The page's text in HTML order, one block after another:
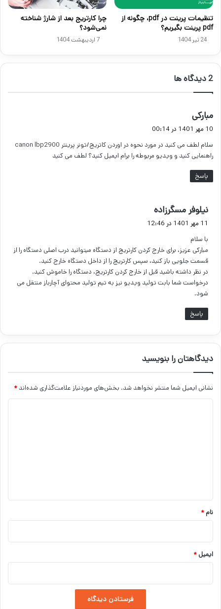
تنظیمات پرینت در pdf، چگونه از
pdf پرینت بگیریم؟
24 تیر 1404
چرا کارتریج بعد از شارژ شناخته
نمی‌شود؟
7 اردیبهشت 1404
‫2 دیدگاه ها
مبارکی
ف
:
10 مهر 1401 در 00:14
سلام لطف می کنید در مورد نحوه در اوردن کاتریج/تونر پرینتر canon lbp2900
راهنمایی کنید و ویدیو مربوطه را برام ایمیل کنید؟ لطف می کنید
پاسخ
نیلوفر مسگرزاده
ف
11 مهر 1401 در 12:46
با سلام
مبارکی عزیز، برای خارج کردن کارتریج از دستگاه میتوانید درب اصلی دستگاه را از
قسمت جلویی باز کنید، سپس کارتریج را از داخل دستگاه خارج کنید.
در نظر داشته باشید قبل از خارج کردن کارتریج، دستگاه را خاموش کنید.
درخواست شما بابت تولید ویدیو نیز به تیم تولید محتوای آچارباز منتقل می
شود.
پاسخ
دیدگاهتان را بنویسید
نشانی ایمیل شما منتشر نخواهد شد. بخش‌های موردنیاز علامت‌گذاری شده‌اند *
نام *
ایمیل *